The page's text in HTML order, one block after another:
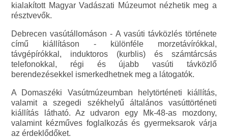
kialakított Magyar Vadászati Múzeumot nézhetik meg a
résztvevők.
Debrecen vasútállomáson - A vasúti távközlés története
című kiállításon - különféle morzetávírókkal,
távgépírókkal, induktoros (kurblis) és számtárcsás
telefonokkal, régi és újabb vasúti távközlő
berendezésekkel ismerkedhetnek meg a látogatók.
A Domaszéki Vasútmúzeumban helytörténeti kiállítás,
valamit a szegedi székhelyű általános vasúttörténeti
kiállítás látható. Az udvaron egy Mk-48-as mozdony,
valamint kézműves foglalkozás és gyermeksarok várja
az érdeklődőket.